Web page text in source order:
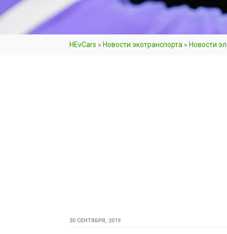
HEvCars » Новости экотранспорта » Новости
30 СЕНТЯБРЯ, 2019